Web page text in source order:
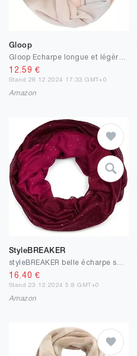
Gloop
Gloop Echarpe longue et légère pour femme, nouvelle écharpe, boucle, tube, écharpe en tissu, nombreuses couleurs
12.59 €
Stand 28.12.2024 17:33 GMT+0
Amazon
StyleBREAKER
16.40 €
Stand 23.12.2024 5:8 GMT+0
Amazon